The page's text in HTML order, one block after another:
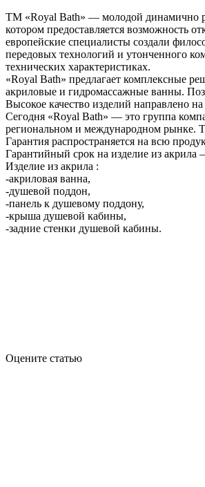
ТМ «Royal Bath» — молодой динамично
котором предоставляется возможность
европейские специалисты создали
передовых технологий и утонченного
технических характеристиках.
«Royal Bath» предлагает комплексные
акриловые и гидромассажные ванны.
Высокое качество изделий направлено
Сегодня «Royal Bath» — это группа
региональном и международном рынке.
Гарантия распространяется на всю
Гарантийный срок на изделие из акрила
Изделие из акрила :
-акриловая ванна,
-душевой поддон,
-панель к душевому поддону,
-крыша душевой кабины,
-задние стенки душевой кабины.
Оцените статью